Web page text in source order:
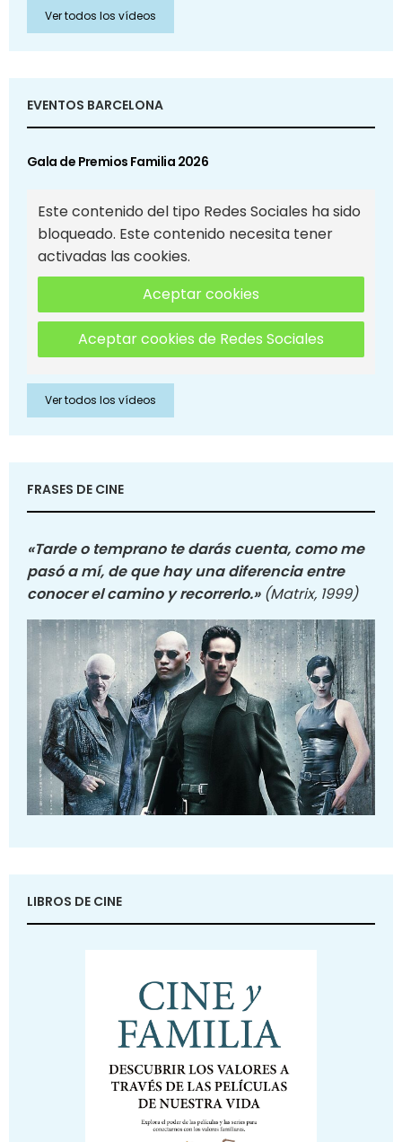
Ver todos los vídeos
EVENTOS BARCELONA
Gala de Premios Familia 2026
Este contenido del tipo Redes Sociales ha sido
bloqueado. Este contenido necesita tener
activadas las cookies.
Aceptar cookies
Aceptar cookies de Redes Sociales
Ver todos los vídeos
FRASES DE CINE
«Tarde o temprano te darás cuenta, como me
pasó a mí, de que hay una diferencia entre
conocer el camino y recorrerlo.» (Matrix, 1999)
LIBROS DE CINE